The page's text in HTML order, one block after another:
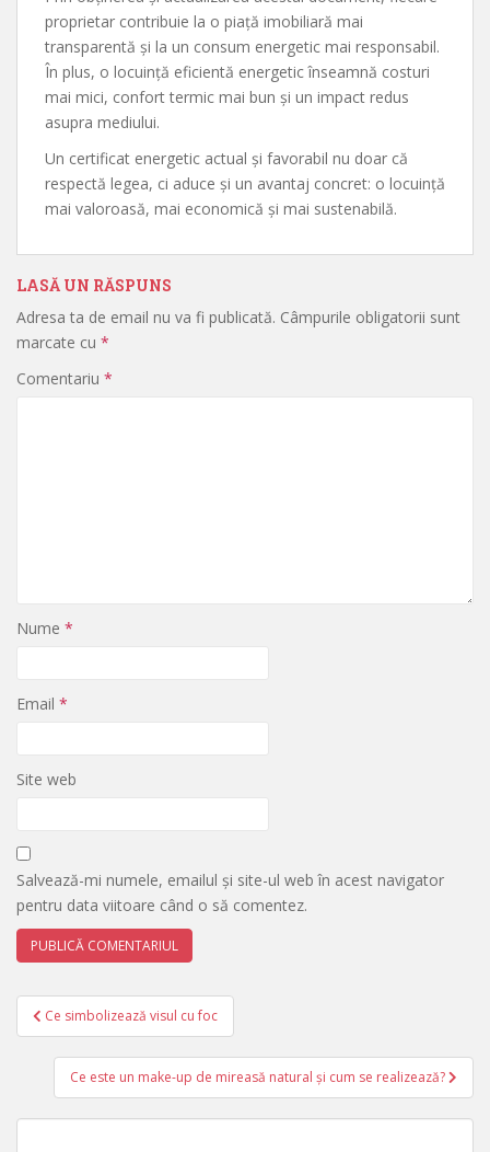
proprietar contribuie la o piață imobiliară mai
transparentă și la un consum energetic mai responsabil.
În plus, o locuință eficientă energetic înseamnă costuri
mai mici, confort termic mai bun și un impact redus
asupra mediului.
Un certificat energetic actual și favorabil nu doar că
respectă legea, ci aduce și un avantaj concret: o locuință
mai valoroasă, mai economică și mai sustenabilă.
LASĂ UN RĂSPUNS
Adresa ta de email nu va fi publicată. Câmpurile obligatorii sunt
marcate cu *
Comentariu *
Nume *
Email *
Site web
Salvează-mi numele, emailul și site-ul web în acest navigator
pentru data viitoare când o să comentez.
Navigare
în
articole
Ce simbolizează visul cu foc
Ce este un make-up de mireasă natural și cum se realizează?